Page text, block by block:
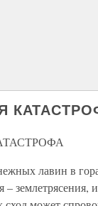
лавин в
–